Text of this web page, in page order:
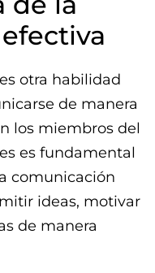
otra habilidad
de manera
los miembros del
es fundamental
comunicación
ideas, motivar
de manera